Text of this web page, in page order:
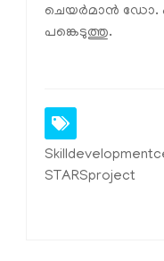
ചെയർമാൻ ഡോ.
പങ്കെടുത്തു.
STARSproject